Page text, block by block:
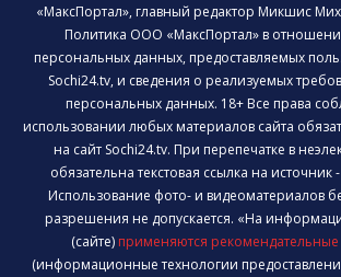
«МаксПортал», главный редактор Микшис
Политика ООО «МаксПортал» в
персональных данных, предоставляемых
Sochi24.tv, и сведения о реализуемых
персональных данных. 18+ Все права
использовании любых материалов сайта
на сайт Sochi24.tv. При перепечатке в
обязательна текстовая ссылка на источник
Использование фото- и видеоматериалов
разрешения не допускается. «На
(сайте) применяются рекомендательные
(информационные технологии